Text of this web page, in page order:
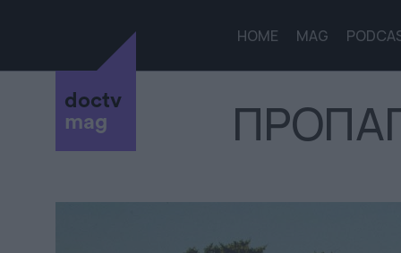
doctv
mag
HOME MAG